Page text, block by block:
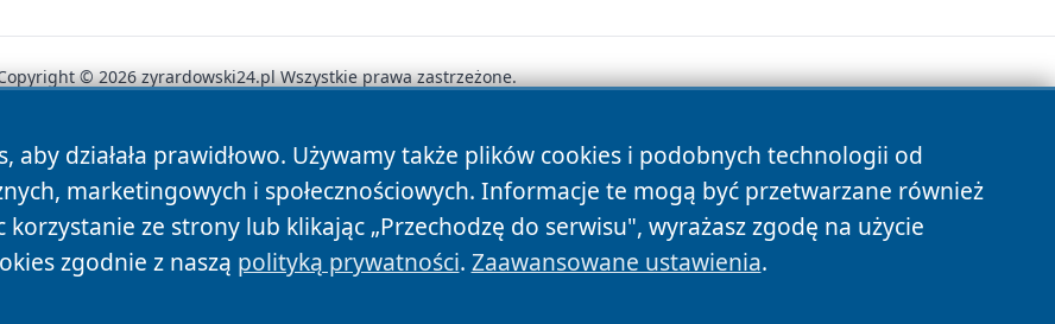
aby działała prawidłowo. Używamy także plików cookies i podobnych technologii od
marketingowych i społecznościowych. Informacje te mogą być przetwarzane również
ze strony lub klikając „Przechodzę do serwisu", wyrażasz zgodę na użycie
zgodnie z naszą polityką prywatności. Zaawansowane ustawienia.
© 2026 zyrardowski24.pl Wszystkie prawa zastrzeżone.
Autorzy Polityka Prywatności Polityka Cookies